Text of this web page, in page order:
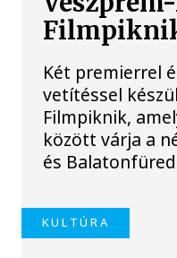
Két premierrel
vetítéssel
Filmpiknik,
között várja a
és
KULTÚRA